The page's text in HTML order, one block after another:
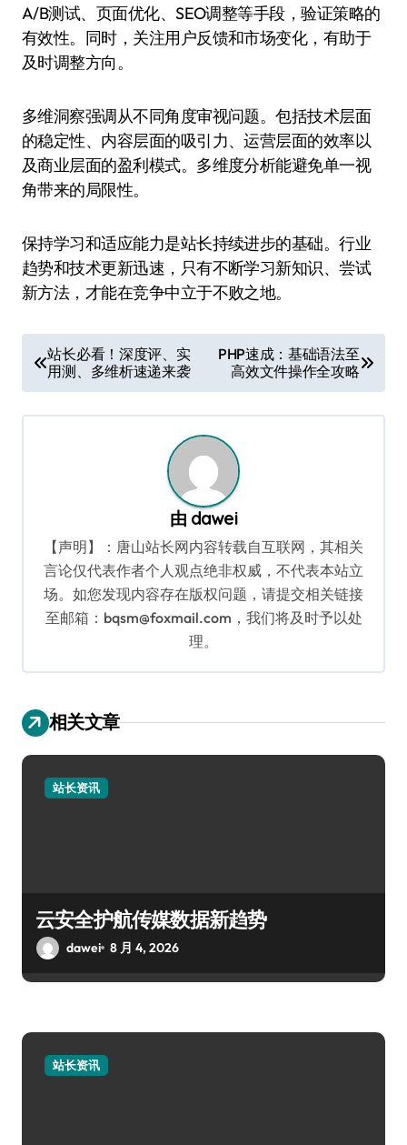
A/B测试、页面优化、SEO调整等手段，验证策略的
有效性。同时，关注用户反馈和市场变化，有助于
及时调整方向。
多维洞察强调从不同角度审视问题。包括技术层面
的稳定性、内容层面的吸引力、运营层面的效率以
及商业层面的盈利模式。多维度分析能避免单一视
角带来的局限性。
保持学习和适应能力是站长持续进步的基础。行业
趋势和技术更新迅速，只有不断学习新知识、尝试
新方法，才能在竞争中立于不败之地。
章
导
站长必看！深度评、实
用测、多维析速递来袭
PHP速成：基础语法至
高效文件操作全攻略
由 dawei
【声明】：唐山站长网内容转载自互联网，其相关
言论仅代表作者个人观点绝非权威，不代表本站立
场。如您发现内容存在版权问题，请提交相关链接
至邮箱：bqsm@foxmail.com，我们将及时予以处
理。
相关文章
站长资讯
云安全护航传媒数据新趋势
dawei 8 月 4, 2026
站长资讯